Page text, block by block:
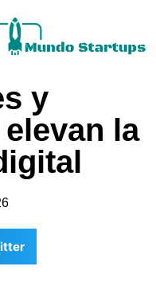
y
la